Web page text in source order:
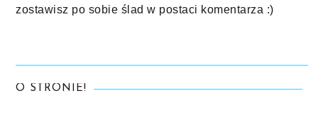
zostawisz po sobie ślad w postaci komentarza :)
O STRONIE!